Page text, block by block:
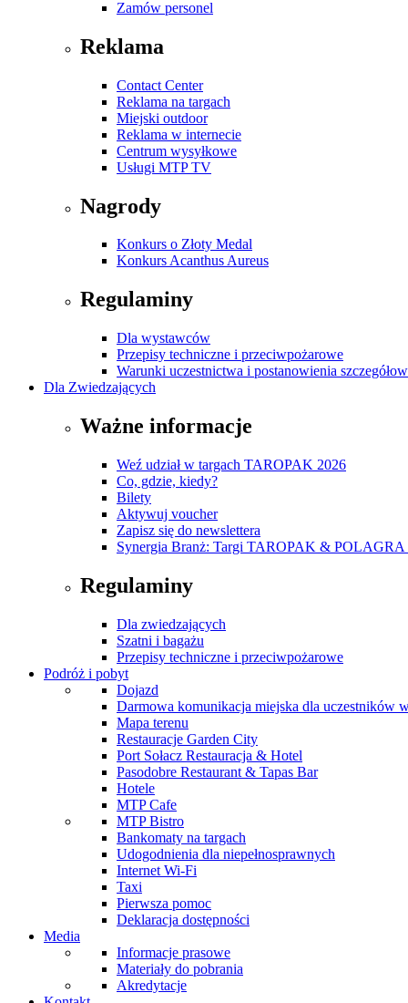
Zamów personel
Reklama
Contact Center
Reklama na targach
Miejski outdoor
Reklama w internecie
Centrum wysyłkowe
Usługi MTP TV
Nagrody
Konkurs o Złoty Medal
Konkurs Acanthus Aureus
Regulaminy
Dla wystawców
Przepisy techniczne i przeciwpożarowe
Warunki uczestnictwa i postanowienia
Dla Zwiedzających
Ważne informacje
Weź udział w targach TAROPAK 2026
Co, gdzie, kiedy?
Bilety
Aktywuj voucher
Zapisz się do newslettera
Synergia Branż: Targi TAROPAK & POLAGRA
Regulaminy
Dla zwiedzających
Szatni i bagażu
Przepisy techniczne i przeciwpożarowe
Podróż i pobyt
Dojazd
Darmowa komunikacja miejska dla uczestników
Mapa terenu
Restauracje Garden City
Port Sołacz Restauracja & Hotel
Pasodobre Restaurant & Tapas Bar
Hotele
MTP Cafe
MTP Bistro
Bankomaty na targach
Udogodnienia dla niepełnosprawnych
Internet Wi-Fi
Taxi
Pierwsza pomoc
Deklaracja dostępności
Media
Informacje prasowe
Materiały do pobrania
Akredytacje